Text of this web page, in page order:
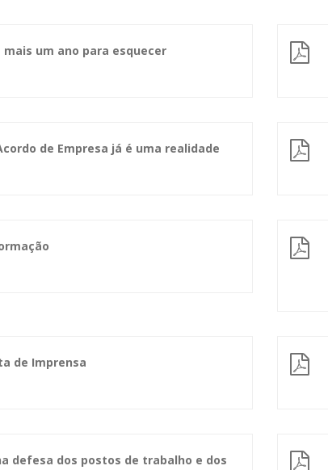
mais um ano para esquecer
de Empresa já é uma realidade
de Imprensa
defesa dos postos de trabalho e dos